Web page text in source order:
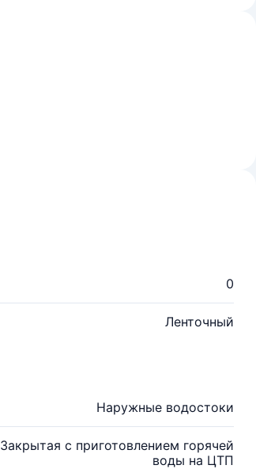
0
Ленточный
Наружные водостоки
Закрытая с приготовлением горячей
воды на ЦТП